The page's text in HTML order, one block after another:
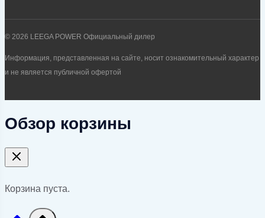
© 2026 LEEGA POWER Официальный дилер
Информация, представленная на сайте, носит ознакомительный характер
и не является публичной офертой
Обзор корзины
Корзина пуста.